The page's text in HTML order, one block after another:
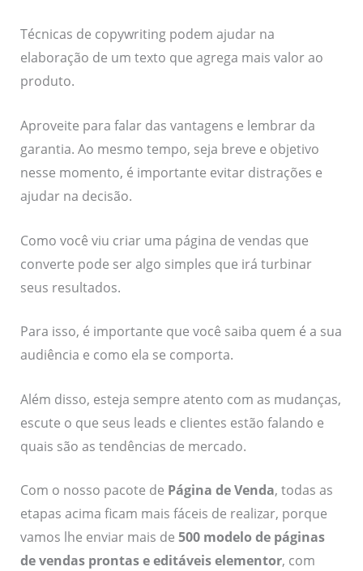
Técnicas de copywriting podem ajudar na
elaboração de um texto que agrega mais valor ao
produto.
Aproveite para falar das vantagens e lembrar da
garantia. Ao mesmo tempo, seja breve e objetivo
nesse momento, é importante evitar distrações e
ajudar na decisão.
Como você viu criar uma página de vendas que
converte pode ser algo simples que irá turbinar
seus resultados.
Para isso, é importante que você saiba quem é a sua
audiência e como ela se comporta.
Além disso, esteja sempre atento com as mudanças,
escute o que seus leads e clientes estão falando e
quais são as tendências de mercado.
Com o nosso pacote de Página de Venda, todas as
etapas acima ficam mais fáceis de realizar, porque
vamos lhe enviar mais de 500 modelo de páginas
de vendas prontas e editáveis elementor, com